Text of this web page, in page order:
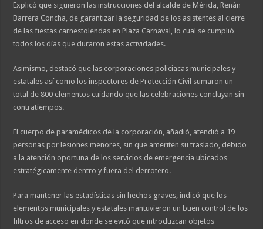
Explicó que siguieron las instrucciones del alcalde de Mérida, Renán
Barrera Concha, de garantizar la seguridad de los asistentes al cierre
de las fiestas carnestolendas en Plaza Carnaval, lo cual se cumplió
todos los días que duraron estas actividades.
Asimismo, destacó que las corporaciones policiacas municipales y
estatales así como los inspectores de Protección Civil sumaron un
total de 800 elementos cuidando que las celebraciones concluyan sin
contratiempos.
El cuerpo de paramédicos de la corporación, añadió, atendió a 19
personas por lesiones menores, sin que ameriten su traslado, debido
a la atención oportuna de los servicios de emergencia ubicados
estratégicamente dentro y fuera del derrotero.
Para mantener las estadísticas sin hechos graves, indicó que los
elementos municipales y estatales mantuvieron un buen control de los
filtros de acceso en donde se evitó que introduzcan objetos